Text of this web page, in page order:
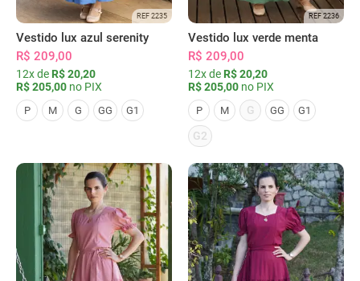
REF 2235
Vestido lux azul serenity
R$ 209,00
12x de R$ 20,20
R$ 205,00 no PIX
P M G GG G1
REF 2236
Vestido lux verde menta
R$ 209,00
12x de R$ 20,20
R$ 205,00 no PIX
P M G GG G1
G2